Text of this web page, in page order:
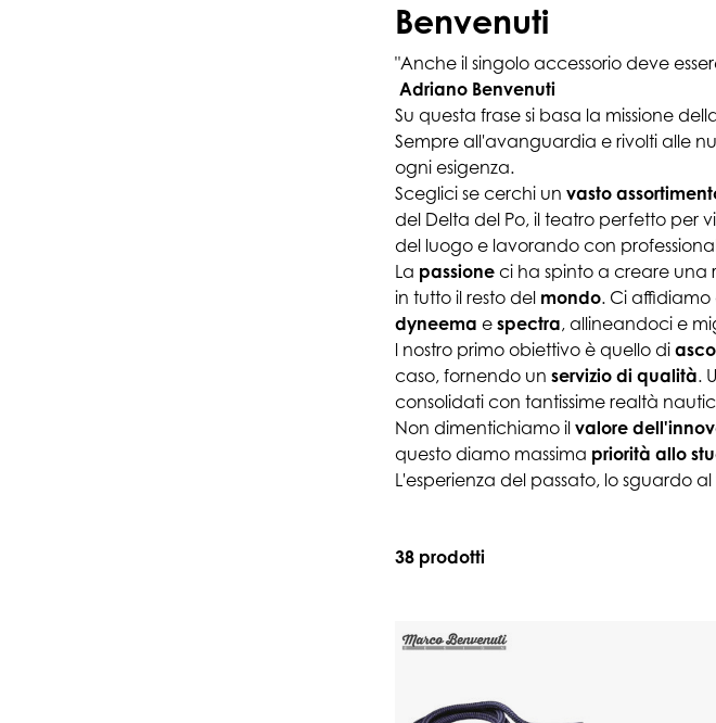
Benvenuti
"Anche il singolo accessorio deve
Adriano Benvenuti
Su questa frase si basa la missione
Sempre all'avanguardia e rivolti alle
ogni esigenza.
Sceglici se cerchi un vasto
del Delta del Po, il teatro perfetto per
del luogo e lavorando con
La passione ci ha spinto a creare una
in tutto il resto del mondo. Ci affidiamo
dyneema e spectra, allineandoci e
l nostro primo obiettivo è quello di
caso, fornendo un servizio di qualità.
consolidati con tantissime realtà
Non dimentichiamo il valore
questo diamo massima priorità allo
L'esperienza del passato, lo sguardo
38 prodotti